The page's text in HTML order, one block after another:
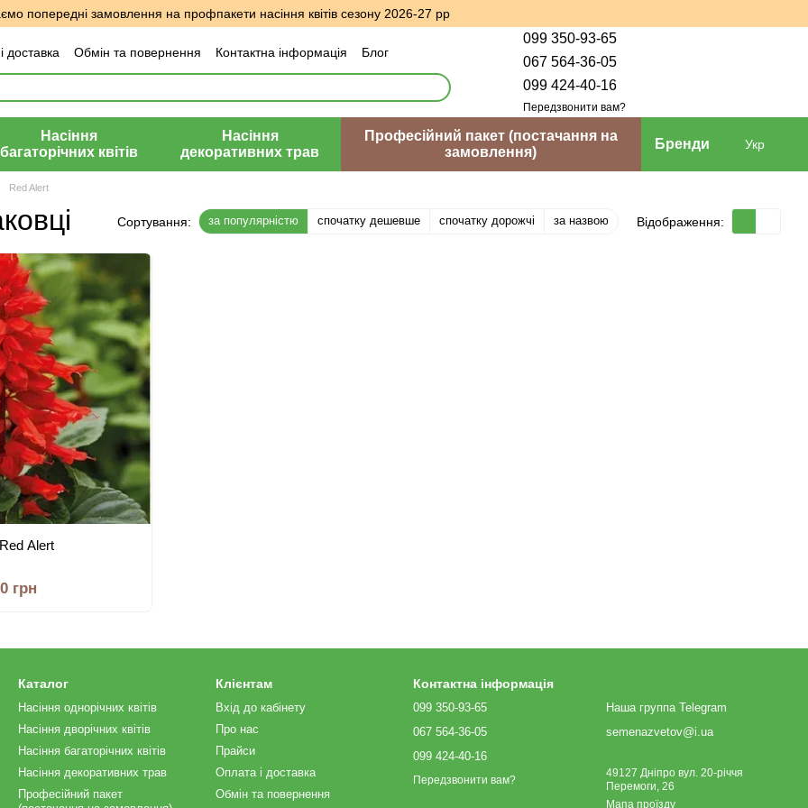
попередні замовлення на профпакети насіння квітів сезону 2026-27 рр
доставка Обмін та повернення Контактна інформація
Блог
про магазин
099 350-93-65
067 564-36-05
099 424-40-16
Передзвонити вам?
Насіння
багаторічних квітів
Насіння
декоративних трав
Професійний пакет (постачання на
замовлення)
Бренди Укр
Red Alert
Сортування: за популярністю спочатку дешевше спочатку дорожчі за назвою Відображення:
Alert
грн
Каталог
Насіння однорічних квітів
Насіння дворічних квітів
Насіння багаторічних квітів
Насіння декоративних трав
Професійний пакет
Клієнтам
Вхід до кабінету
Про нас
Прайси
Оплата і доставка
Обмін та повернення
Контактна інформація
099 350-93-65
067 564-36-05
099 424-40-16
Передзвонити вам?
Наша группа Telegram
semenazvetov@i.ua
49127 Дніпро вул. 20-річчя
Перемоги, 26
Мапа проїзду